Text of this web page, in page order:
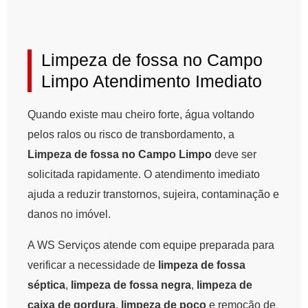
Limpeza de fossa no Campo
Limpo Atendimento Imediato
Quando existe mau cheiro forte, água voltando
pelos ralos ou risco de transbordamento, a
Limpeza de fossa no Campo Limpo deve ser
solicitada rapidamente. O atendimento imediato
ajuda a reduzir transtornos, sujeira, contaminação e
danos no imóvel.
A WS Serviços atende com equipe preparada para
verificar a necessidade de limpeza de fossa
séptica, limpeza de fossa negra, limpeza de
caixa de gordura, limpeza de poço e remoção de